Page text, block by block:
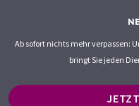
Ab sofort nichts mehr verpassen:
bringt Sie jeden